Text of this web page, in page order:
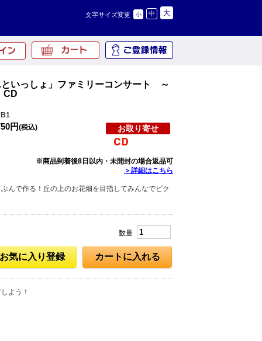
文字サイズ変更 小 中 大
いっしょ」ファミリーコンサート ～
CD
円(税込) お取り寄せ
※商品到着後8日以内・未開封の場合返品可
＞詳細はこちら
んで作る！丘の上のお花畑を目指してみんなでピク
数量
カートに入れる
気に入り登録
よう！